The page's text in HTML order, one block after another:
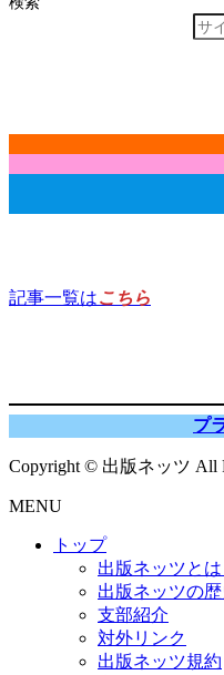
記事一覧はこちら
プ
Copyright © 出版ネッツ All
MENU
トップ
出版ネッツとは
出版ネッツの歴
支部紹介
対外リンク
出版ネッツ規約